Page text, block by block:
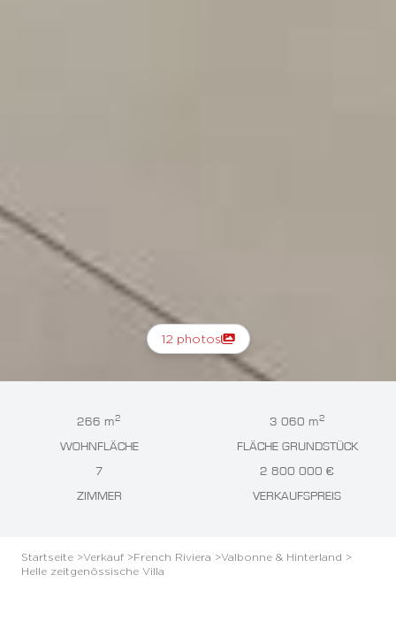
12 photos
266 m2
WOHNFLÄCHE
3 060 m2
FLÄCHE GRUNDSTÜCK
7
ZIMMER
2 800 000 €
VERKAUFSPREIS
Startseite >Verkauf >French Riviera >Valbonne & Hinterland >
Helle zeitgenössische Villa